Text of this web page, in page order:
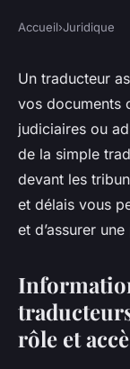
Raphaël •16 juin
Accueil›Juridique
Un traducteur
vos documents
judiciaires ou
de la simple
devant les
et délais vous
et d’assurer
rôle et